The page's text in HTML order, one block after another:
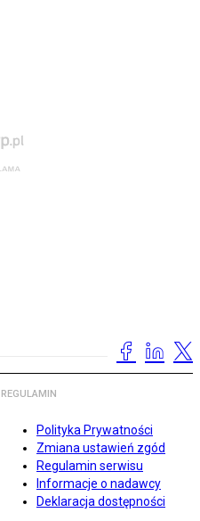
REGULAMIN
Polityka Prywatności
Zmiana ustawień zgód
Regulamin serwisu
Informacje o nadawcy
Deklaracja dostępności